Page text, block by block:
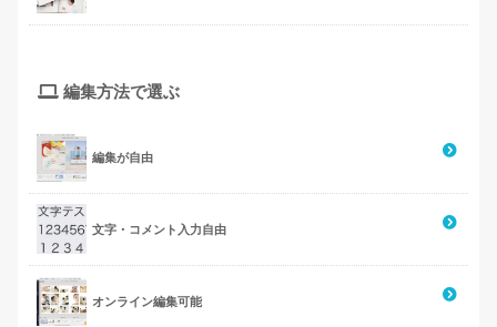
編集方法で選ぶ
編集が自由
文字・コメント入力自由
オンライン編集可能